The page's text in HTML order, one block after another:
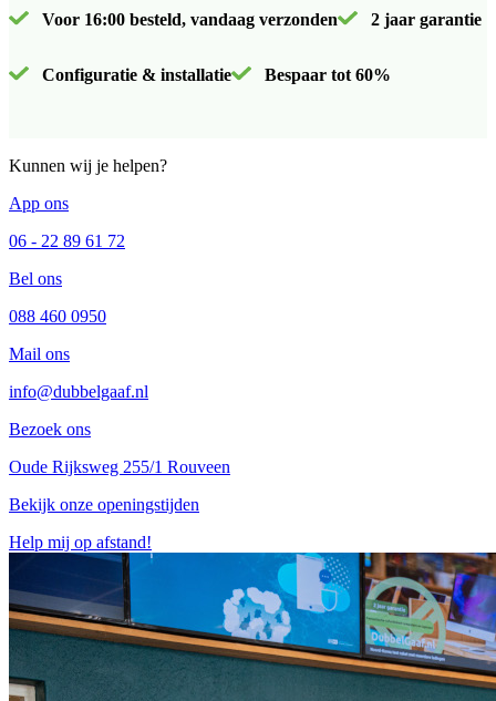
Voor 16:00 besteld, vandaag verzonden 2 jaar garantie
Configuratie & installatie Bespaar tot 60%
Kunnen wij je helpen?
App ons
06 - 22 89 61 72
Bel ons
088 460 0950
Mail ons
info@dubbelgaaf.nl
Bezoek ons
Oude Rijksweg 255/1 Rouveen
Bekijk onze openingstijden
Help mij op afstand!